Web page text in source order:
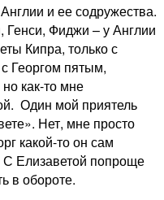
и ее содружества.
Фиджи – у Англии
Кипра, только с
Георгом пятым,
как-то мне
Один мой приятель
Нет, мне просто
какой-то он сам
Елизаветой попроще
в обороте.